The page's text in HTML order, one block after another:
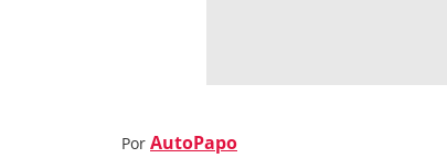
Por AutoPapo